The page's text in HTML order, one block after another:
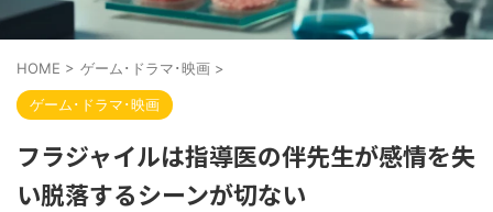
HOME > ゲーム･ドラマ･映画 >
ゲーム･ドラマ･映画
フラジャイルは指導医の伴先生が感情を失
い脱落するシーンが切ない